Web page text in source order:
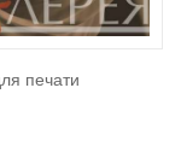
печати